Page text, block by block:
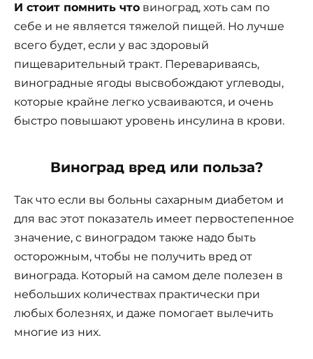
И стоит помнить что виноград, хоть сам по
себе и не является тяжелой пищей. Но лучше
всего будет, если у вас здоровый
пищеварительный тракт. Перевариваясь,
виноградные ягоды высвобождают углеводы,
которые крайне легко усваиваются, и очень
быстро повышают уровень инсулина в крови.
Виноград вред или польза?
Так что если вы больны сахарным диабетом и
для вас этот показатель имеет первостепенное
значение, с виноградом также надо быть
осторожным, чтобы не получить вред от
винограда. Который на самом деле полезен в
небольших количествах практически при
любых болезнях, и даже помогает вылечить
многие из них.